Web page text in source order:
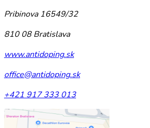
Pribinova 16549/32
810 08 Bratislava
www.antidoping.sk
office@antidoping.sk
+421 917 333 013